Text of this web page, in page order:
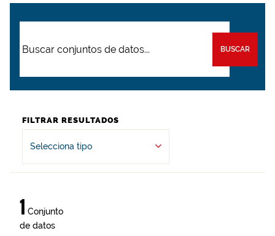
BUSCAR
FILTRAR RESULTADOS
Selecciona tipo
1 Conjunto
de datos